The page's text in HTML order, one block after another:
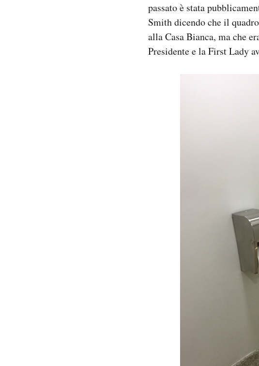
passato è stata
Smith dicendo che il
alla Casa Bianca, ma che
Presidente e la First Lady